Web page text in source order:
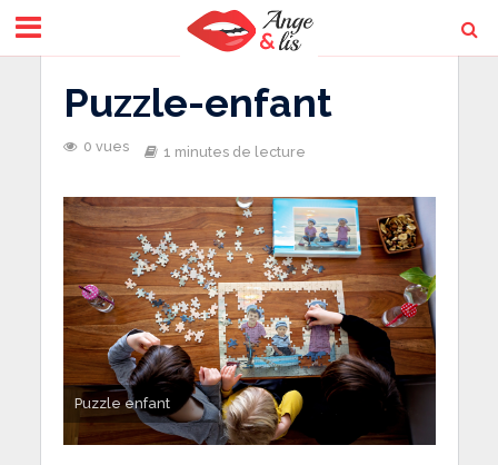
Puzzle-enfant
0 vues 1 minutes de lecture
Puzzle enfant